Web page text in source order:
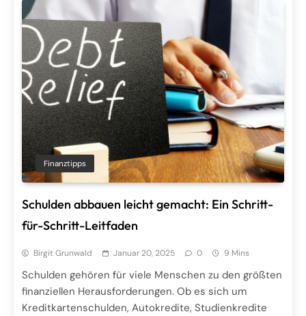
Finanztipps
Schulden abbauen leicht gemacht: Ein Schritt-
für-Schritt-Leitfaden
Birgit Grunwald Januar 20, 2025 0 9 Mins
Schulden gehören für viele Menschen zu den größten
finanziellen Herausforderungen. Ob es sich um
Kreditkartenschulden, Autokredite, Studienkredite